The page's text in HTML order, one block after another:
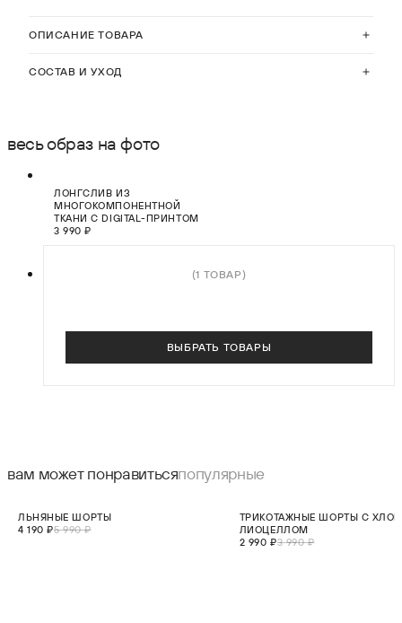
ОПИСАНИЕ ТОВАРА
СОСТАВ И УХОД
весь образ на фото
ЛОНГСЛИВ ИЗ
МНОГОКОМПОНЕНТНОЙ
ТКАНИ С DIGITAL-ПРИНТОМ
3 990 ₽
(1 ТОВАР)
ВЫБРАТЬ ТОВАРЫ
вам может понравитьсяпопулярные
ЛЬНЯНЫЕ ШОРТЫ
4 190 ₽5 990 ₽
НОВИНКА
ТРИКОТАЖНЫЕ ШОРТЫ С
ЛИОЦЕЛЛОМ
2 990 ₽3 990 ₽